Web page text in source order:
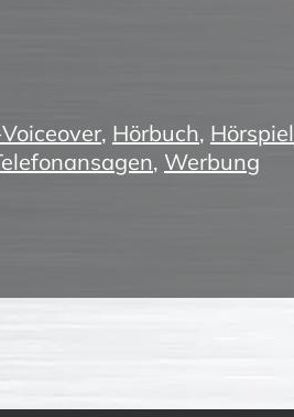
, Hörbuch, Hörspiel
, Werbung